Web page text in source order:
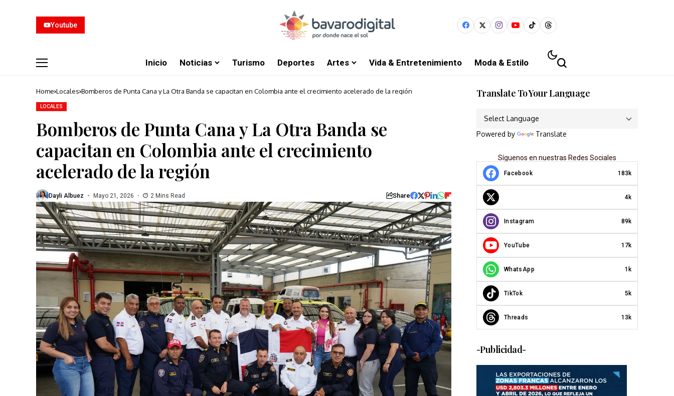
Youtube
Inicio Noticias Turismo Deportes Artes Vida & Entretenimiento Moda & Estilo
Home Locales Bomberos de Punta Cana y La Otra Banda se capacitan en Colombia ante el crecimiento acelerado de la región
LOCALES
Bomberos de Punta Cana y La Otra Banda se
capacitan en Colombia ante el crecimiento
acelerado de la región
Dayli Albuez Mayo 21, 2026 2 Mins Read Share
Translate To Your Language
Powered by Translate
Síguenos en nuestras Redes Sociales
Facebook 183k
4k
Instagram 89k
YouTube 17k
WhatsApp 1k
TikTok 5k
Threads 13k
-Publicidad-